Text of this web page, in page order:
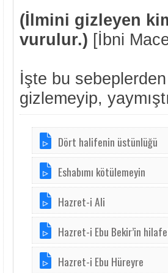
(İlmini gizleyen
vurulur.) [İbni
İşte bu
gizlemeyip,
Dört halifenin üstünlüğü
Eshabımı kötülemeyin
Hazret-i Ali
Hazret-i Ebu Bekir’in
Hazret-i Ebu Hüreyre